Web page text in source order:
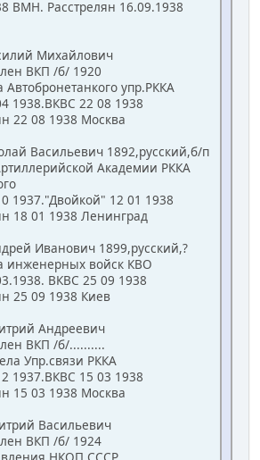
ВМН. Расстрелян 16.09.1938
Михайлович
ВКП /б/ 1920
Автобронетанкого упр.РККА
1938.ВКВС 22 08 1938
22 08 1938 Москва
Васильевич 1892,русский,б/п
Академии РККА
1937."Двойкой" 12 01 1938
18 01 1938 Ленинград
Иванович 1899,русский,?
инженерных войск КВО
ВКВС 25 09 1938
25 09 1938 Киев
Андреевич
ВКП /б/..........
Упр.связи РККА
1937.ВКВС 15 03 1938
15 03 1938 Москва
Васильевич
ВКП /б/ 1924